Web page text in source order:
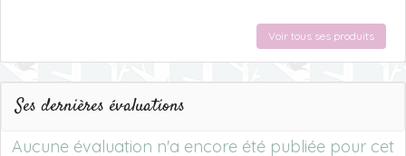
Voir tous ses produits
Ses dernières évaluations
Aucune évaluation n'a encore été publiée pour cet